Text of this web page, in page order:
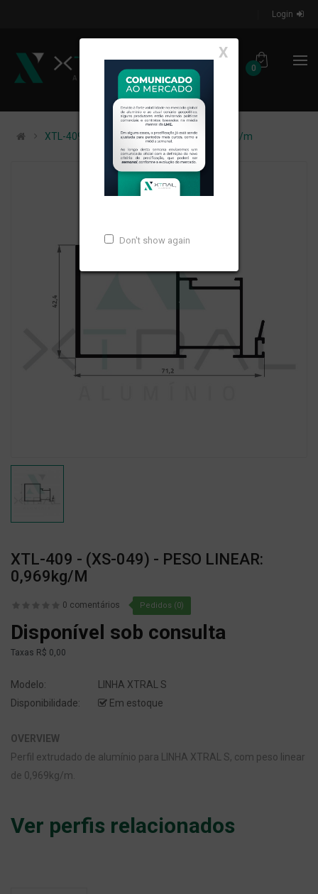
Login
0
X
Don't show again
XTL-409 - (XS-049) - PESO LINEAR: 0,969kg/m
XTL-409 - (XS-049) - PESO LINEAR:
0,969kg/m
0 comentários Pedidos (0)
Disponível sob consulta
Taxas R$ 0,00
Modelo:
LINHA XTRAL S
Disponibilidade:
Em estoque
OVERVIEW
Perfil extrudado de alumínio para LINHA XTRAL S, com peso linear
de 0,969kg/m.
Ver perfis relacionados